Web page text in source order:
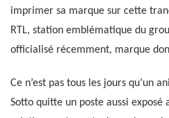
imprimer sa marque sur cette
RTL, station emblématique du
officialisé récemment, marque
Ce n’est pas tous les jours qu’un
Sotto quitte un poste aussi exposé